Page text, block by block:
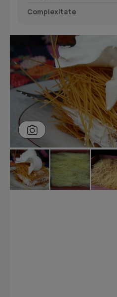
Complexitate